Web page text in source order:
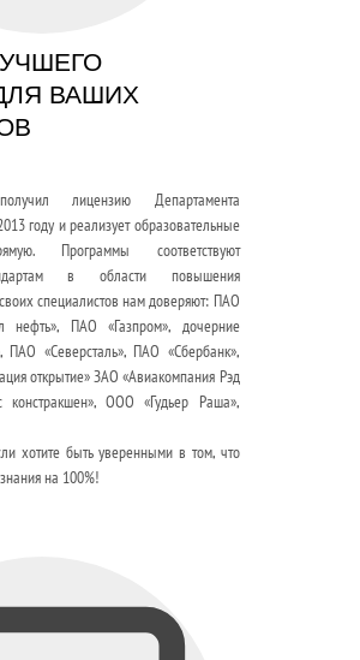
ВАШИХ
лицензию Департамента
году и реализует образовательные
Программы соответствуют
в области повышения
специалистов нам доверяют: ПАО
ПАО «Газпром», дочерние
ПАО «Северсталь», ПАО «Сбербанк»,
открытие» ЗАО «Авиакомпания Рэд
констракшен», ООО «Гудьер Раша»,
хотите быть уверенными в том, что
на 100%!